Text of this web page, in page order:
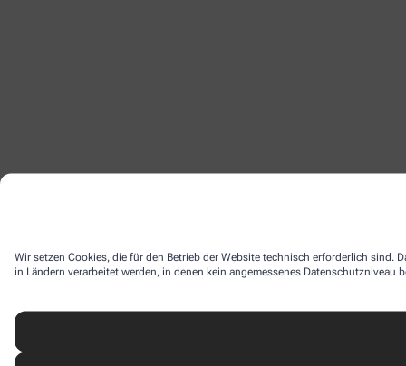
Wir setzen Cookies, die für den Betrieb der Website technisch erforderlich sind.
in Ländern verarbeitet werden, in denen kein angemessenes